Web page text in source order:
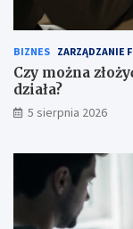
BIZNES ZARZĄDZANIE
Czy można
działa?
5 sierpnia 2026